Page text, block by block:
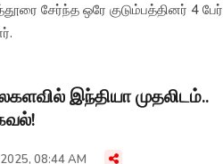
சேர்ந்த ஒரே குடும்பத்தினர் 4 பேர்
இந்தியா முதலிடம்..
08:44 AM